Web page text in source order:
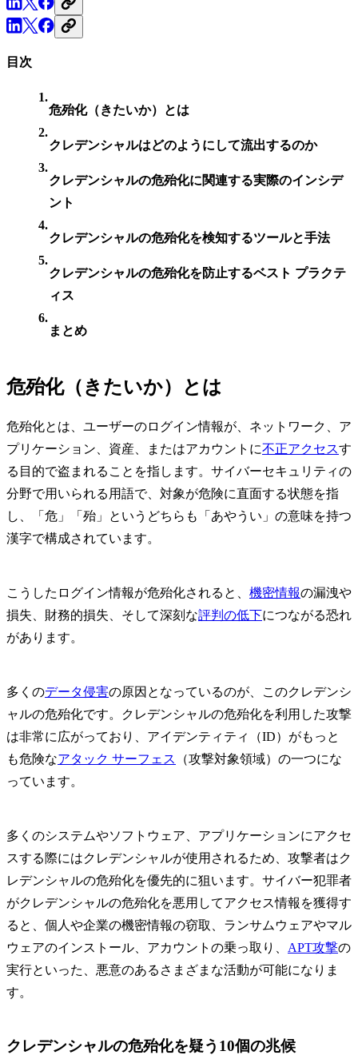
目次
危殆化（きたいか）とは
クレデンシャルはどのようにして流出するのか
クレデンシャルの危殆化に関連する実際のインシデ
ント
クレデンシャルの危殆化を検知するツールと手法
クレデンシャルの危殆化を防止するベスト プラクテ
ィス
まとめ
危殆化（きたいか）とは
危殆化とは、ユーザーのログイン情報が、ネットワーク、ア
プリケーション、資産、またはアカウントに不正アクセスす
る目的で盗まれることを指します。サイバーセキュリティの
分野で用いられる用語で、対象が危険に直面する状態を指
し、「危」「殆」というどちらも「あやうい」の意味を持つ
漢字で構成されています。
こうしたログイン情報が危殆化されると、 機密情報の漏洩や
損失、財務的損失、そして深刻な評判の低下につながる恐れ
があります。
多くのデータ侵害の原因となっているのが、このクレデンシ
ャルの危殆化です。クレデンシャルの危殆化を利用した攻撃
は非常に広がっており、アイデンティティ（ID）がもっと
も危険なアタック サーフェス
（攻撃対象領域）の一つにな
っています。
多くのシステムやソフトウェア、アプリケーションにアクセ
スする際にはクレデンシャルが使用されるため、攻撃者はク
レデンシャルの危殆化を優先的に狙います。サイバー犯罪者
がクレデンシャルの危殆化を悪用してアクセス情報を獲得す
ると、個人や企業の機密情報の窃取、ランサムウェアやマル
ウェアのインストール、アカウントの乗っ取り、 APT攻撃の
実行といった、悪意のあるさまざまな活動が可能になりま
す。
クレデンシャルの危殆化を疑う10個の兆候